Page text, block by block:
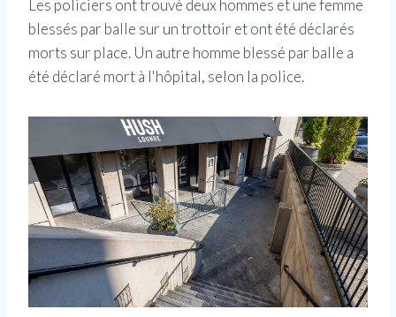
Les policiers ont trouvé deux hommes et une femme
blessés par balle sur un trottoir et ont été déclarés
morts sur place. Un autre homme blessé par balle a
été déclaré mort à l'hôpital, selon la police.